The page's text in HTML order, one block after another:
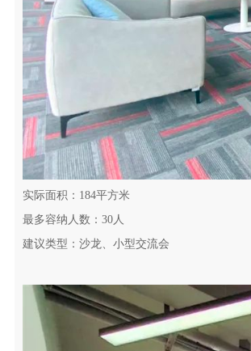
实际面积：184平方米
最多容纳人数：30人
建议类型：沙龙、小型交流会